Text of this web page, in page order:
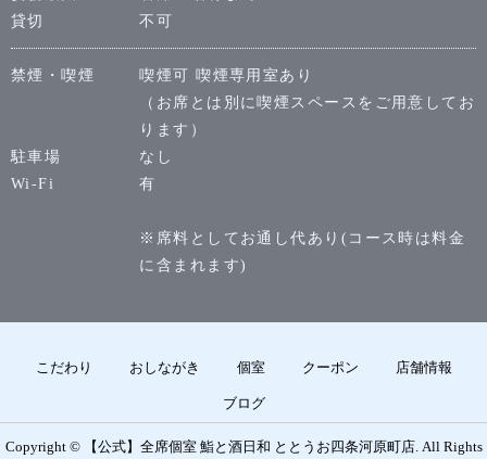
貸切
不可
禁煙・喫煙
喫煙可 喫煙専用室あり
（お席とは別に喫煙スペースをご用意してお
ります）
駐車場
なし
Wi-Fi
有
※席料としてお通し代あり(コース時は料金
に含まれます)
こだわり おしながき 個室 クーポン 店舗情報
ブログ
Copyright © 【公式】全席個室 鮨と酒日和 ととうお四条河原町店. All Rights